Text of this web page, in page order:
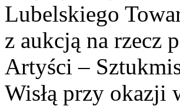
Lubelskiego
z aukcją na rzecz
Artyści –
Wisłą przy